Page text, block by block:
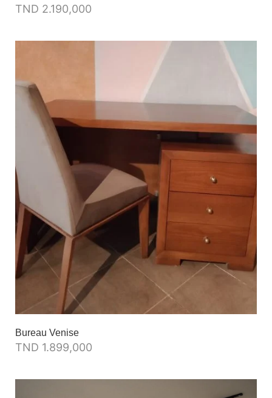
TND 2.190,000
Bureau Venise
TND 1.899,000